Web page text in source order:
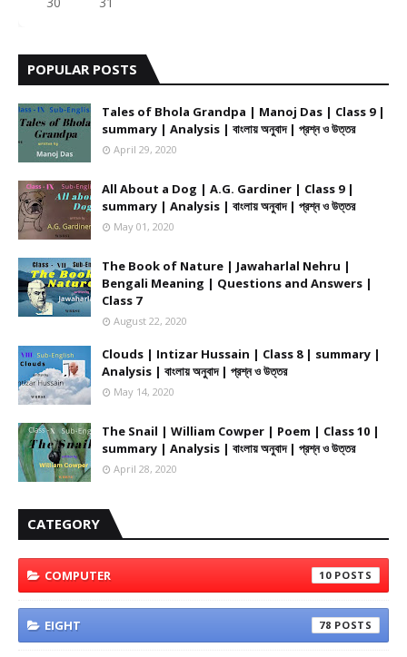
POPULAR POSTS
Tales of Bhola Grandpa | Manoj Das | Class 9 |
summary | Analysis | বাংলায় অনুবাদ | প্রশ্ন ও উত্তর
April 29, 2020
All About a Dog | A.G. Gardiner | Class 9 |
summary | Analysis | বাংলায় অনুবাদ | প্রশ্ন ও উত্তর
May 01, 2020
The Book of Nature | Jawaharlal Nehru |
Bengali Meaning | Questions and Answers |
Class 7
August 22, 2020
Clouds | Intizar Hussain | Class 8 | summary |
Analysis | বাংলায় অনুবাদ | প্রশ্ন ও উত্তর
May 14, 2020
The Snail | William Cowper | Poem | Class 10 |
summary | Analysis | বাংলায় অনুবাদ | প্রশ্ন ও উত্তর
April 28, 2020
CATEGORY
COMPUTER 10
EIGHT 78